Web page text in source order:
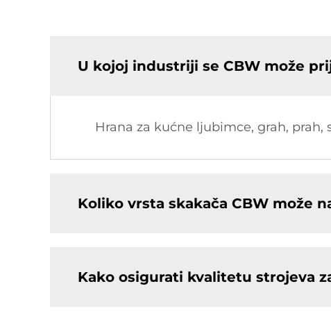
U kojoj industriji se CBW može
Hrana za kućne ljubimce, grah,
Koliko vrsta skakača CBW može
Kako osigurati kvalitetu strojeva